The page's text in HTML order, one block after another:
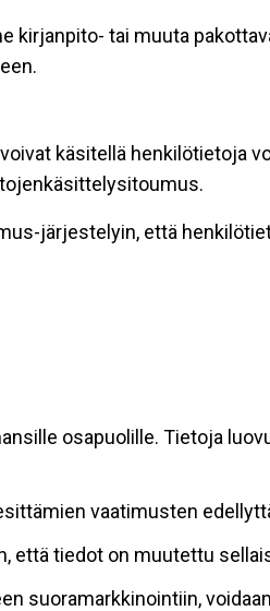
kirjanpito- tai muuta
käsitellä henkilötietoja
järjestelyin, että
osapuolille. Tietoja
vaatimusten
että tiedot on muutettu
suoramarkkinointiin,